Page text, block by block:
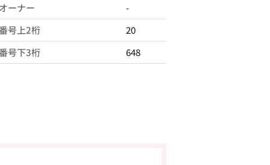
ーナー
-
号上2桁
20
号下3桁
648